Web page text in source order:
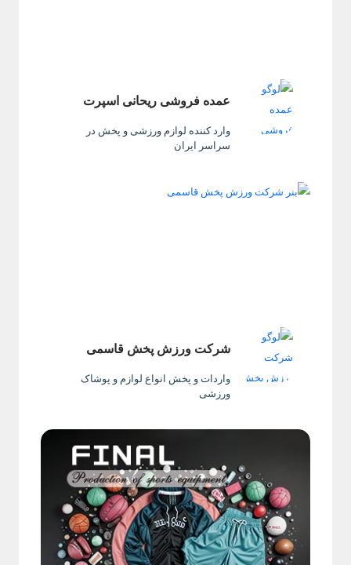
عمده فروشی ریحانی اسپرت
وارد کننده لوازم ورزشی و پخش در
سراسر ایران
شرکت ورزش پخش قاسمی
واردات و پخش انواع لوازم و پوشاک
ورزشی